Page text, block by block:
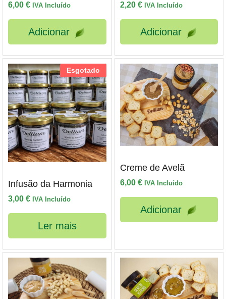
6,00 € IVA Incluído
Adicionar
2,20 € IVA Incluído
Adicionar
Esgotado
Infusão da Harmonia
3,00 € IVA Incluído
Ler mais
Creme de Avelã
6,00 € IVA Incluído
Adicionar